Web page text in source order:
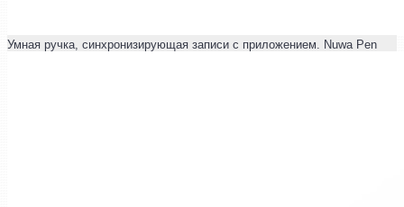
Умная ручка, синхронизирующая записи с приложением. Nuwa Pen